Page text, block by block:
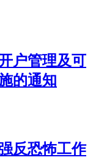
户管理及可
的通知
反恐怖工作